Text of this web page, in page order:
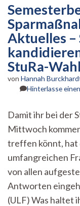
Aktuelles
StuRa-Wahl
von Hannah
Hinterlasse
Damit ihr bei der
Mittwoch
treffen könnt, hat
umfangreichen
von allen
Antworten
(ULF) Was haltet